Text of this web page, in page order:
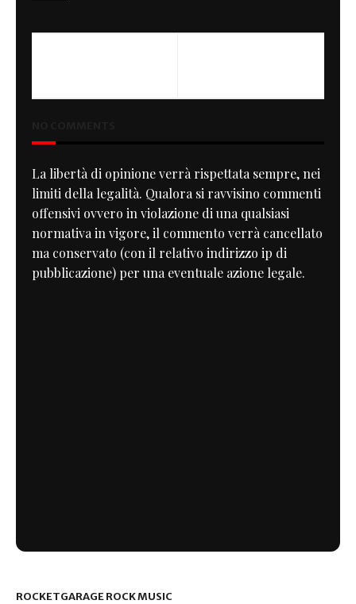
La libertà di opinione verrà rispettata sempre, nei
limiti della legalità. Qualora si ravvisino commenti
offensivi ovvero in violazione di una qualsiasi
normativa in vigore, il commento verrà cancellato
ma conservato (con il relativo indirizzo ip di
pubblicazione) per una eventuale azione legale.
ROCKETGARAGE ROCK MUSIC